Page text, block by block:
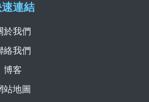
連結
於我們
絡我們
博客
站地圖